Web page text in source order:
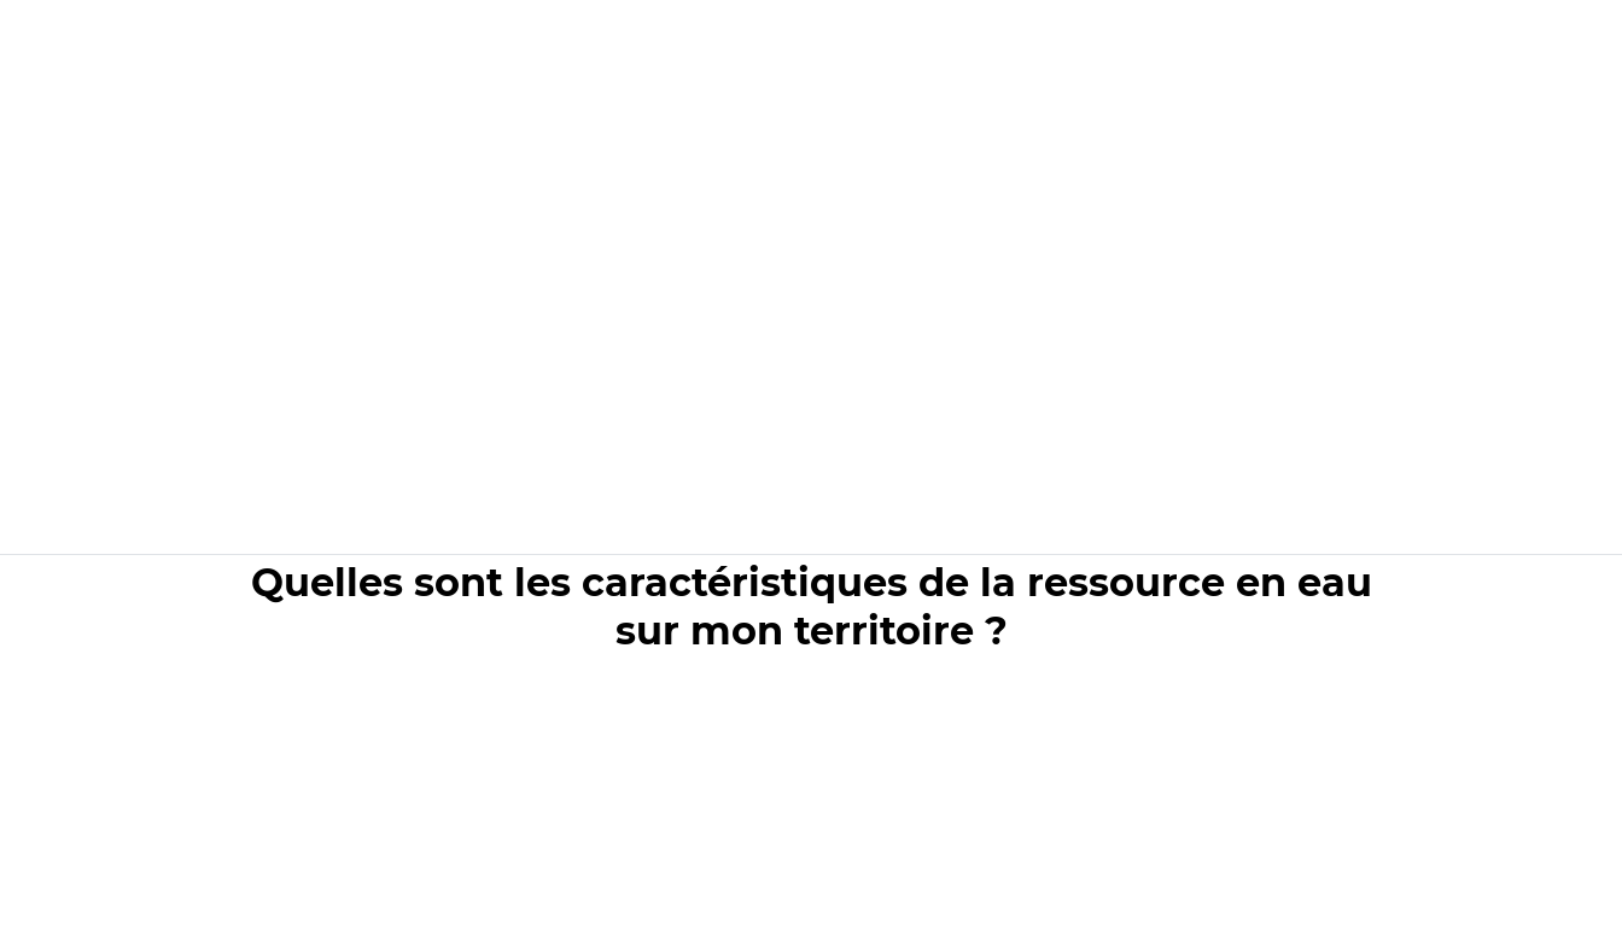
Quelles sont les caractéristiques de la ressource en eau
sur mon territoire ?